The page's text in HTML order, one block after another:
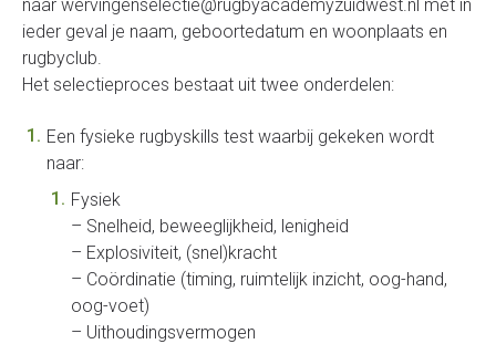
naar wervingenselectie@rugbyacademyzuidwest.nl met in
ieder geval je naam, geboortedatum en woonplaats en
rugbyclub.
Het selectieproces bestaat uit twee onderdelen:
Een fysieke rugbyskills test waarbij gekeken wordt
naar:
Fysiek
– Snelheid, beweeglijkheid, lenigheid
– Explosiviteit, (snel)kracht
– Coördinatie (timing, ruimtelijk inzicht, oog-hand,
oog-voet)
– Uithoudingsvermogen